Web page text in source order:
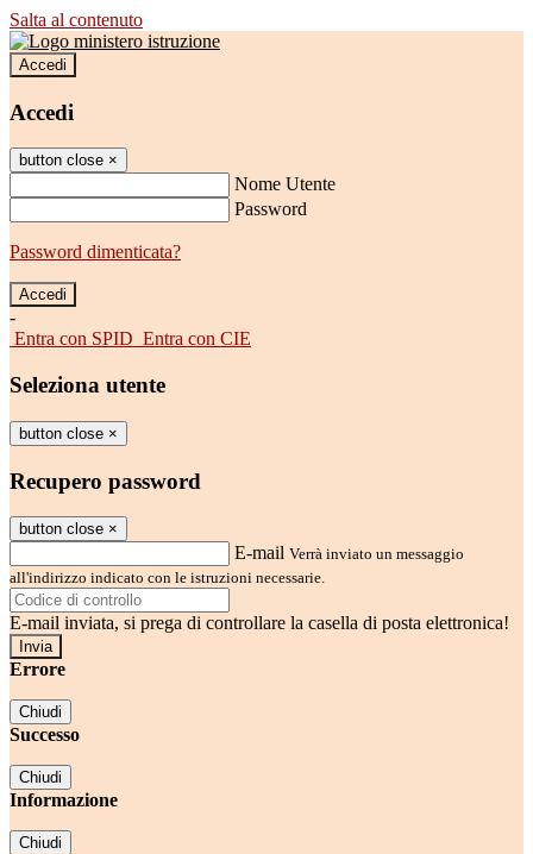
Salta al contenuto
Accedi
Accedi
button close ×
Nome Utente
Password
Password dimenticata?
-
Entra con SPID Entra con CIE
Seleziona utente
button close ×
Recupero password
button close ×
E-mail Verrà inviato un messaggio
all'indirizzo indicato con le istruzioni necessarie.
E-mail inviata, si prega di controllare la casella di posta elettronica!
Errore
Chiudi
Successo
Chiudi
Informazione
Chiudi